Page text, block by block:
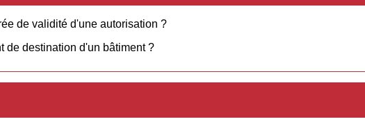
de validité d'une autorisation ?
de destination d'un bâtiment ?